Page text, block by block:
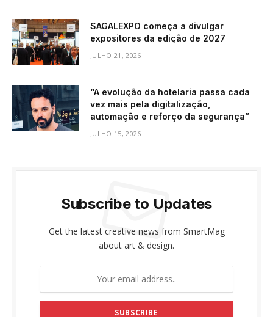
SAGALEXPO começa a divulgar
expositores da edição de 2027
JULHO 21, 2026
“A evolução da hotelaria passa cada
vez mais pela digitalização,
automação e reforço da segurança”
JULHO 15, 2026
Subscribe to Updates
Get the latest creative news from SmartMag
about art & design.